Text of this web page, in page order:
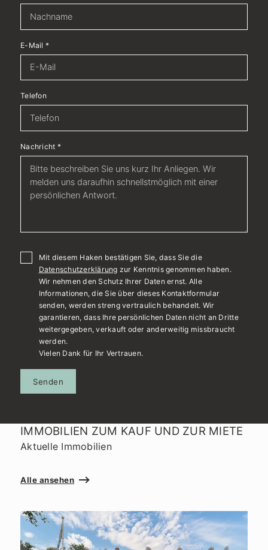
E-Mail *
Telefon
Nachricht *
Mit diesem Haken bestätigen Sie, dass Sie die
Datenschutzerklärung zur Kenntnis genommen haben.
Wir nehmen den Schutz Ihrer Daten ernst. Alle
Informationen, die Sie über dieses Kontaktformular
senden, werden streng vertraulich behandelt. Wir
garantieren, dass Ihre persönlichen Daten nicht an Dritte
weitergegeben, verkauft oder anderweitig missbraucht
werden.
Vielen Dank für Ihr Vertrauen.
Senden
IMMOBILIEN ZUM KAUF UND ZUR MIETE
Aktuelle Immobilien
Alle ansehen